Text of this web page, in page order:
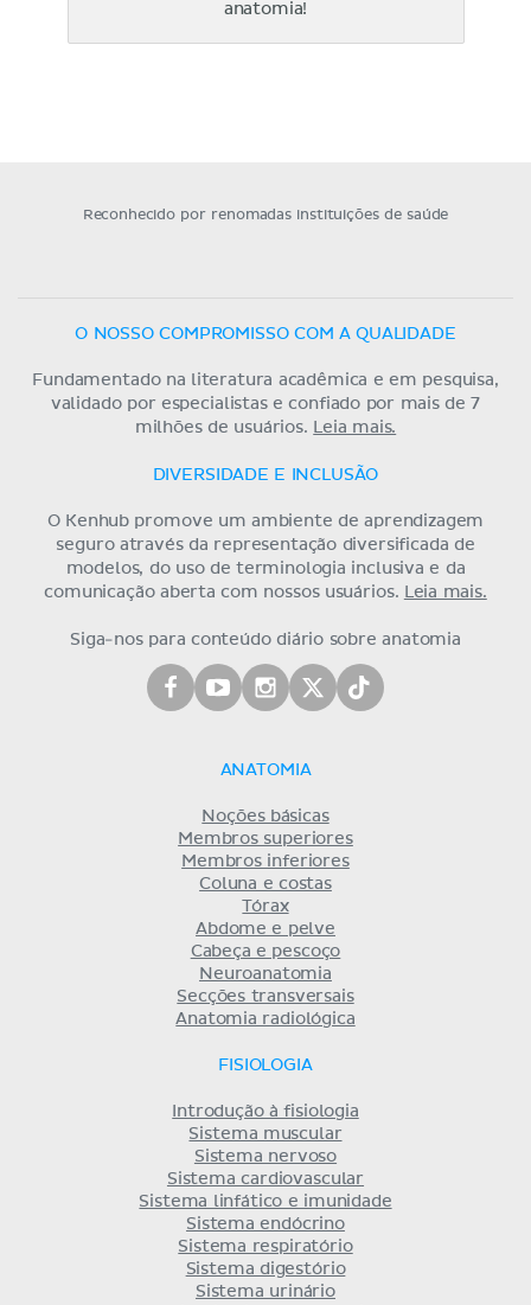
anatomia!
Reconhecido por renomadas instituições de saúde
O NOSSO COMPROMISSO COM A QUALIDADE
Fundamentado na literatura acadêmica e em pesquisa,
validado por especialistas e confiado por mais de 7
milhões de usuários. Leia mais.
DIVERSIDADE E INCLUSÃO
O Kenhub promove um ambiente de aprendizagem
seguro através da representação diversificada de
modelos, do uso de terminologia inclusiva e da
comunicação aberta com nossos usuários. Leia mais.
Siga-nos para conteúdo diário sobre anatomia
ANATOMIA
Noções básicas
Membros superiores
Membros inferiores
Coluna e costas
Tórax
Abdome e pelve
Cabeça e pescoço
Neuroanatomia
Secções transversais
Anatomia radiológica
FISIOLOGIA
Introdução à fisiologia
Sistema muscular
Sistema nervoso
Sistema cardiovascular
Sistema linfático e imunidade
Sistema endócrino
Sistema respiratório
Sistema digestório
Sistema urinário